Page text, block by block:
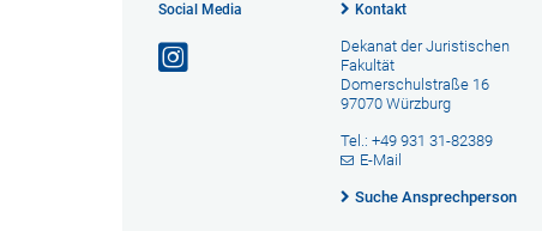
Social Media Kontakt
Dekanat der Juristischen
Fakultät
Domerschulstraße 16
97070 Würzburg
Tel.: +49 931 31-82389
E-Mail
Suche Ansprechperson